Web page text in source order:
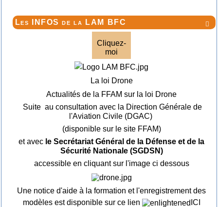

Les INFOS de la LAM BFC
Cliquez-
moi
La loi Drone
Actualités de la FFAM sur la loi Drone
Suite au consultation avec la Direction Générale de
l'Aviation Civile (DGAC)
(disponible sur le site FFAM)
et avec le Secrétariat Général de la Défense et de la
Sécurité Nationale (SGDSN)
accessible en cliquant sur l'image ci dessous
Une notice d'aide à la formation et l'enregistrement des
modèles est disponible sur ce lien
ICI